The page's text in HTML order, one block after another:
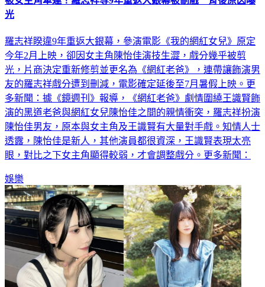
光
羅志祥睽違9年重返大銀幕，參演電影《我的網紅女兒》原定
今年2月上映，卻因女主角陳怡佳演技生澀，戲分幾乎被剪
光，片商決定重新修剪並更名為《網紅老爸》，連帶讓飾演男
友的羅志祥戲分遭到刪減，電影確定延後至7月暑假上映。更
多新聞：據《鏡週刊》報導，《網紅老爸》劇情圍繞王識賢飾
演的黑道老爸與網紅女兒陳怡佳之間的親情衝突，羅志祥扮演
陳怡佳男友，原本與女主角及王識賢有大量對手戲。知情人士
透露，陳怡佳是新人，其他演員都很資深，王識賢表現太亮
眼，對比之下女主角顯得較弱，才會調整戲分。更多新聞：
娛樂